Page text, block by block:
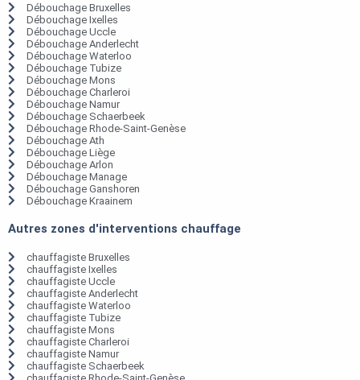
Débouchage Bruxelles
Débouchage Ixelles
Débouchage Uccle
Débouchage Anderlecht
Débouchage Waterloo
Débouchage Tubize
Débouchage Mons
Débouchage Charleroi
Débouchage Namur
Débouchage Schaerbeek
Débouchage Rhode-Saint-Genèse
Débouchage Ath
Débouchage Liège
Débouchage Arlon
Débouchage Manage
Débouchage Ganshoren
Débouchage Kraainem
Autres zones d'interventions chauffage
chauffagiste Bruxelles
chauffagiste Ixelles
chauffagiste Uccle
chauffagiste Anderlecht
chauffagiste Waterloo
chauffagiste Tubize
chauffagiste Mons
chauffagiste Charleroi
chauffagiste Namur
chauffagiste Schaerbeek